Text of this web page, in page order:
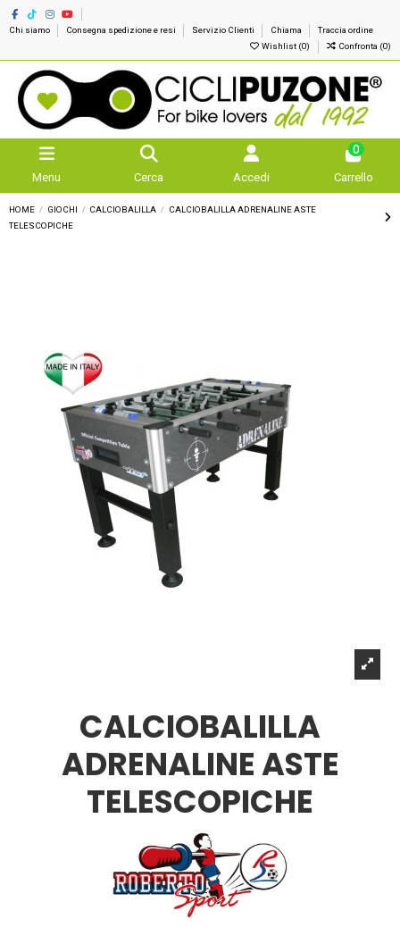
Chi siamo Consegna spedizione e resi Servizio Clienti Chiama
Traccia ordine
Wishlist (0) Confronta (0)
Menu Cerca Accedi
0
Carrello
HOME GIOCHI CALCIOBALILLA
CALCIOBALILLA ADRENALINE ASTE
TELESCOPICHE
CALCIOBALILLA
ADRENALINE ASTE
TELESCOPICHE